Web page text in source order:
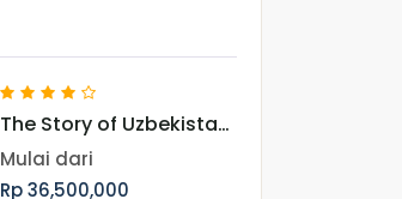
The Story of Uzbekistan
Akhir Tahun : Napak
Tilas Perjuangan Ulama
Mulai dari
Rp 36,500,000